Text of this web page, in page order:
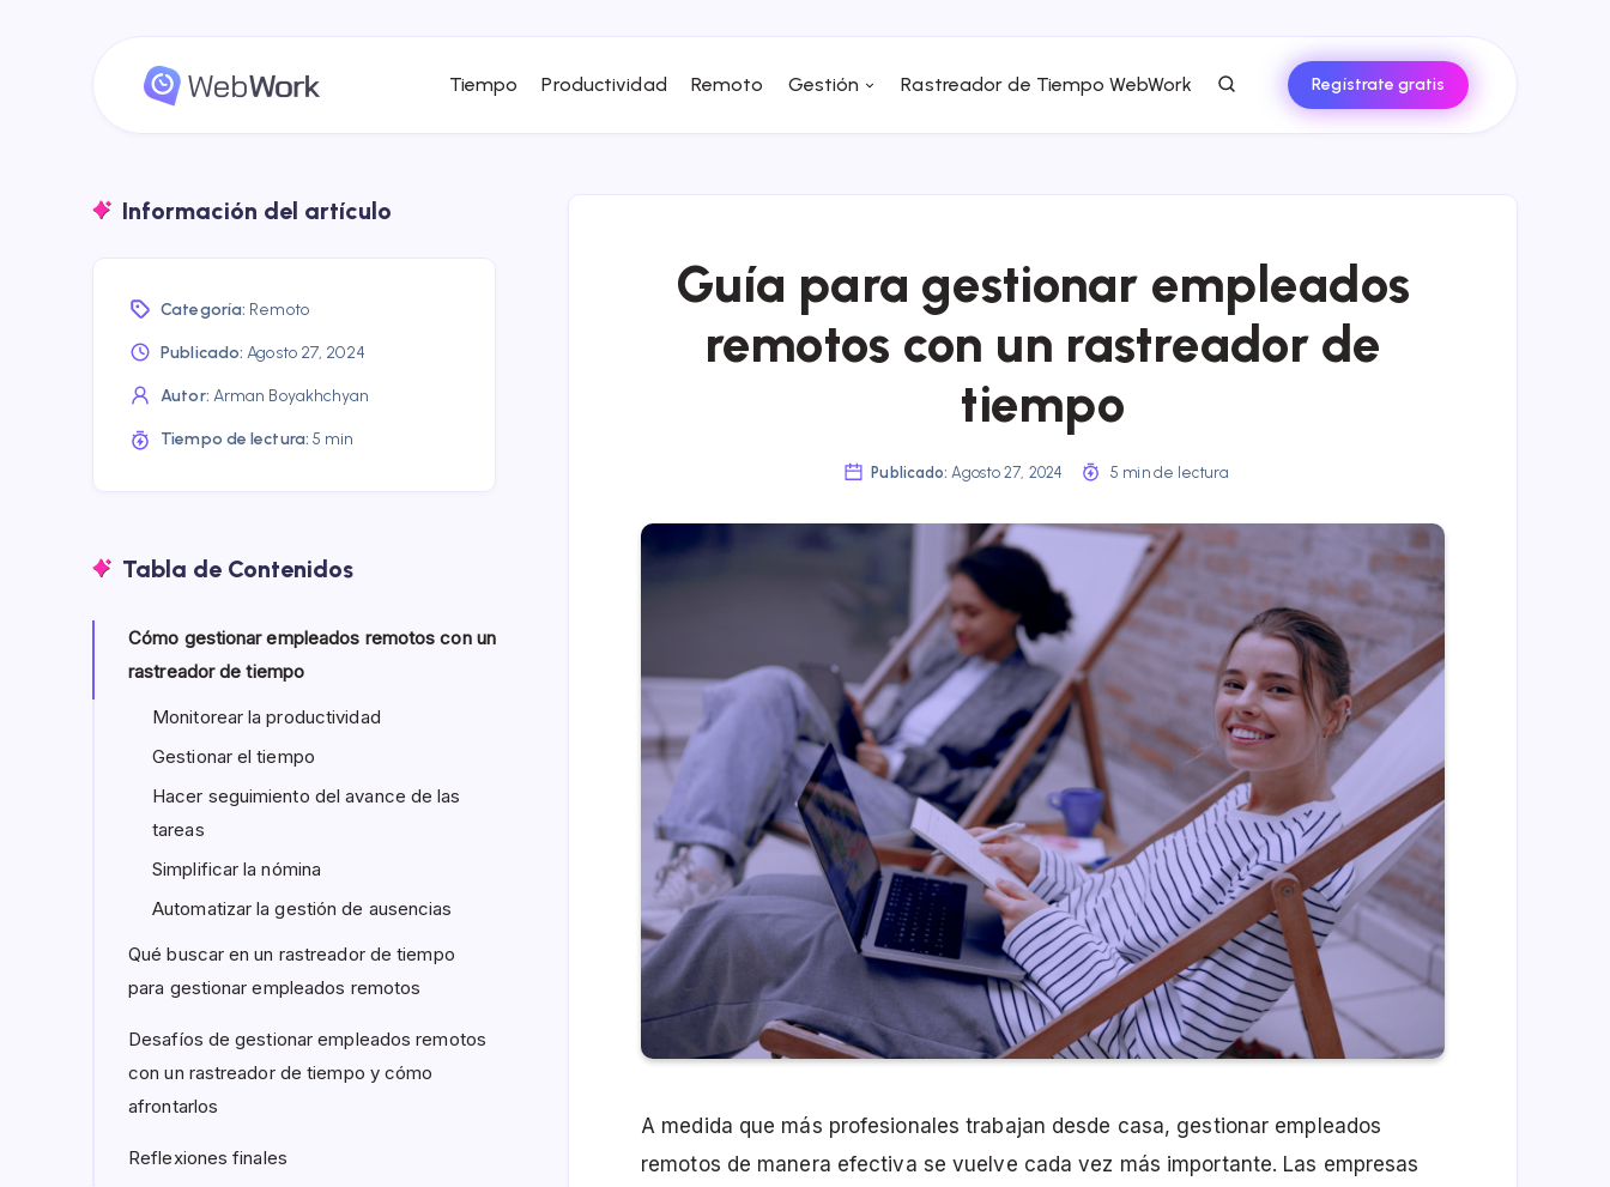
Tiempo Productividad Remoto Gestión Rastreador de Tiempo WebWork Regístrate gratis
Guía para gestionar empleados
remotos con un rastreador de
tiempo
Publicado: Agosto 27, 2024 5 min de lectura
A medida que más profesionales trabajan desde casa, gestionar empleados
remotos de manera efectiva se vuelve cada vez más importante. Las empresas
Información del artículo
Categoría: Remoto
Publicado: Agosto 27, 2024
Autor: Arman Boyakhchyan
Tiempo de lectura: 5 min
Tabla de Contenidos
Cómo gestionar empleados remotos con un
rastreador de tiempo
Monitorear la productividad
Gestionar el tiempo
Hacer seguimiento del avance de las
tareas
Simplificar la nómina
Automatizar la gestión de ausencias
Qué buscar en un rastreador de tiempo
para gestionar empleados remotos
Desafíos de gestionar empleados remotos
con un rastreador de tiempo y cómo
afrontarlos
Reflexiones finales